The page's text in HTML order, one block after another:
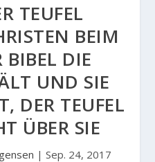
TEUFEL
BEIM
BIBEL DIE
UND SIE
DER TEUFEL H
ÜBER SIE
| Sep. 24, 2017